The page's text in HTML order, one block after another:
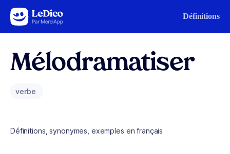
Aller au contenu Définitions
Mélodramatiser
verbe
Définitions, synonymes, exemples en français